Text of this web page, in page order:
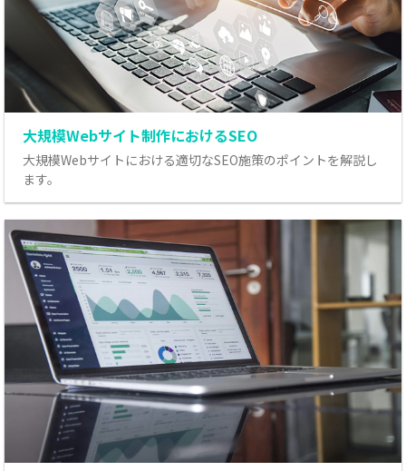
大規模Webサイト制作におけるSEO
大規模Webサイトにおける適切なSEO施策のポイントを解説し
ます。